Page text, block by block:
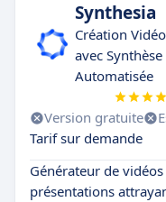
Synthesia
Création
avec Synthèse
Automatisée
Version gratuite
Tarif sur demande
Générateur de
présentations